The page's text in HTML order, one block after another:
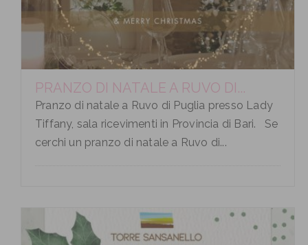
PRANZO DI NATALE A RUVO DI...
Pranzo di natale a Ruvo di Puglia presso Lady
Tiffany, sala ricevimenti in Provincia di Bari. Se
cerchi un pranzo di natale a Ruvo di...